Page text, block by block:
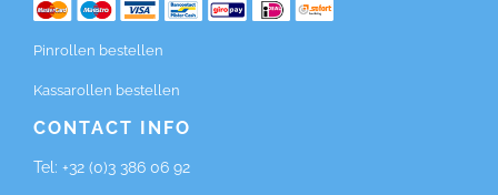
Pinrollen bestellen
Kassarollen bestellen
CONTACT INFO
Tel: +32 (0)3 386 06 92